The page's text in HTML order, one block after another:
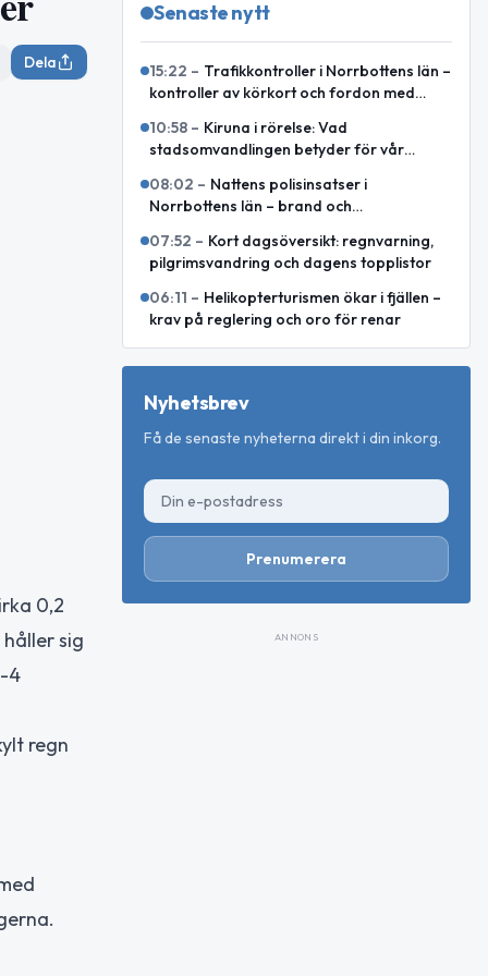
Dela
0,2
sig
4
regn
Senaste nytt
15:22 – Trafikkontroller i Norrbottens län –
kontroller av körkort och fordon med
10:58 – Kiruna i rörelse: Vad
stadsomvandlingen betyder för vår
08:02 – Nattens polisinsatser i
Norrbottens län – brand och
07:52 – Kort dagsöversikt: regnvarning,
pilgrimsvandring och dagens topplistor
06:11 – Helikopterturismen ökar i fjällen –
krav på reglering och oro för renar
Nyhetsbrev
Få de senaste nyheterna direkt i din inkorg.
Prenumerera
ANNONS